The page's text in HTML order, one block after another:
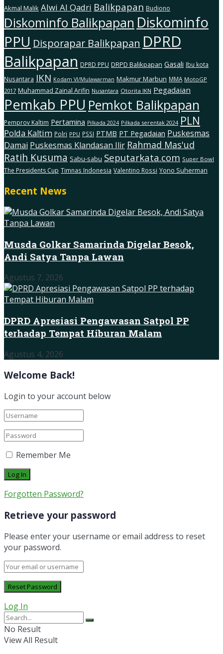
Akmal Malik Alwi Al Qadri Balikpapan Budiono
Diskominfo Balikpapan Diskominfo
PPU Disporapar Balikpapan DPRD
Balikpapan DPRD PPU DRPD Balikpapan Gasali Ibu kota
Nusantara IKN Kodam Vl/Mulawarman Makmur Marbun MMA MotoGP
2017 Muhammad Zainal Arifin Nusantara Otorita IKN Pegadaian
Pemkab PPU Pemkot Balikpapan
Pemprov Kaltim Pertamina Pilkada 2024 Pilkada serentak 2024 PLN
Polda Kaltim Polri PPU PSSI PTMB PT Pegadaian Puskesmas
Damai Puskesmas Klandasan Ilir Rahmad Mas'ud
Ratih Kusuma Sabu-sabu Seputarkata.com Super Bowl
The Presidents Cup Timnas Indonesia Valentino Rossi Yono Suherman
Recent News
Musda Golkar Samarinda Digelar Besok,
Andi Satya Tanpa Lawan
Agustus 7, 2026
DPRD Apresiasi Pengawasan Satpol PP
terhadap Tempat Hiburan Malam
Agustus 4, 2026
Welcome Back!
Login to your account below
Remember Me
Forgotten Password?
Retrieve your password
Please enter your username or email address to reset
your password.
Log In
No Result
View All Result